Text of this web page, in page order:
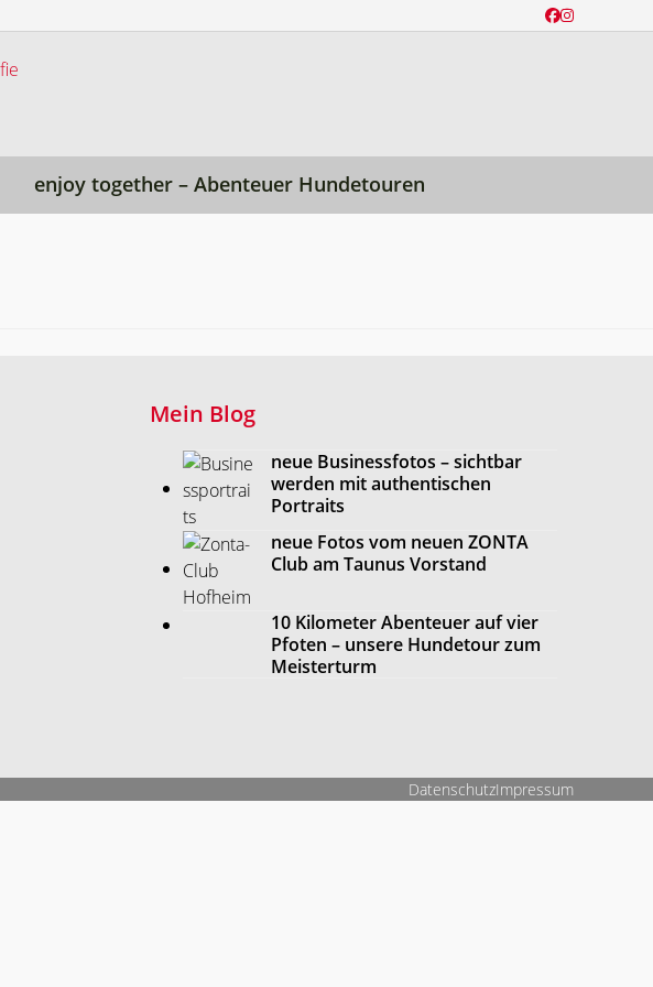
Facebook
Instagram
enjoy together – Abenteuer Hundetouren
Mein Blog
neue Businessfotos – sichtbar
werden mit authentischen
Portraits
neue Fotos vom neuen ZONTA
Club am Taunus Vorstand
10 Kilometer Abenteuer auf vier
Pfoten – unsere Hundetour zum
Meisterturm
DatenschutzImpressum